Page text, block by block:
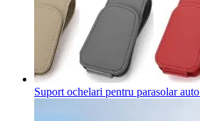
Suport ochelari pentru parasolar auto